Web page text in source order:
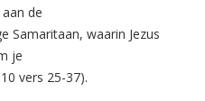
de
Samaritaan, waarin Jezus
je
vers 25-37).